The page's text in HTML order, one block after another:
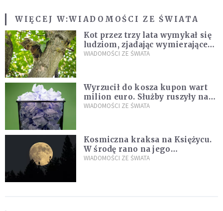
WIĘCEJ W:WIADOMOŚCI ZE ŚWIATA
Kot przez trzy lata wymykał się
ludziom, zjadając wymierające
kaczki. W końcu popełnił
WIADOMOŚCI ZE ŚWIATA
Wyrzucił do kosza kupon wart
milion euro. Służby ruszyły na
poszukiwania
WIADOMOŚCI ZE ŚWIATA
Kosmiczna kraksa na Księżycu.
W środę rano na jego
powierzchni dojdzie do
WIADOMOŚCI ZE ŚWIATA